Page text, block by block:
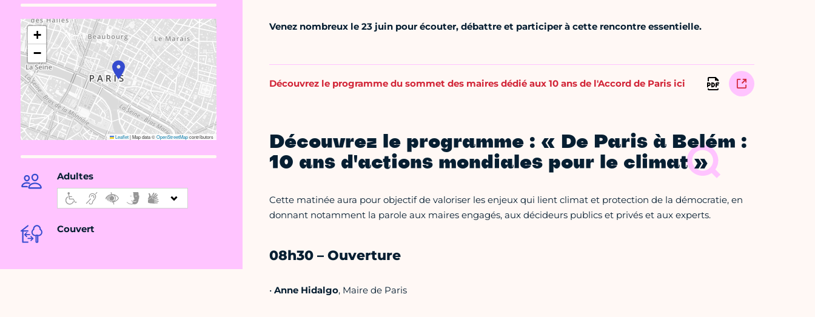
+
−
Leaflet|Map data ©OpenStreetMapcontributors
Adultes
Couvert
Venez nombreux le 23 juin pour écouter, débattre et participer à cette rencontre essentielle.
Découvrez le programme du sommet des maires dédié aux 10 ans de l'Accord de Paris ici
Découvrez le programme : « De Paris à Belém :
10 ans d'actions mondiales pour le climat »
Cette matinée aura pour objectif de valoriser les enjeux qui lient climat et protection de la démocratie, en
donnant notamment la parole aux maires engagés, aux décideurs publics et privés et aux experts.
08h30 – Ouverture
• Anne Hidalgo, Maire de Paris